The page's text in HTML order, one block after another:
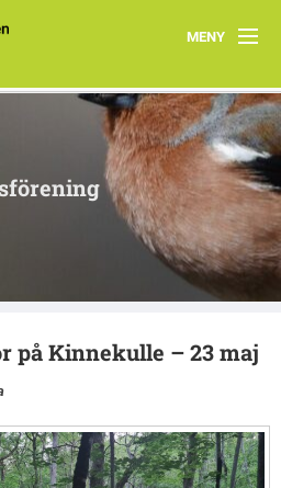
MENY
Hem
Om oss
Ängar
Aktiviteter
Vad kan du göra?
på Kinnekulle – 23 maj